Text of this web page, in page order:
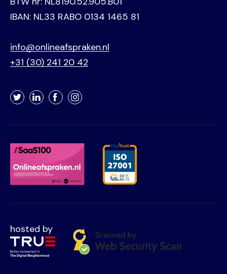
IBAN: NL33 RABO 0134 1465 81
info@onlineafspraken.nl
+31 (30) 241 20 42
TwitterLinkedInFacebookInstagram
hosted by